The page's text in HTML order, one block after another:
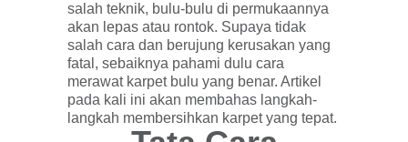
salah teknik, bulu-bulu di permukaannya
akan lepas atau rontok. Supaya tidak
salah cara dan berujung kerusakan yang
fatal, sebaiknya pahami dulu cara
merawat karpet bulu yang benar. Artikel
pada kali ini akan membahas langkah-
langkah membersihkan karpet yang tepat.